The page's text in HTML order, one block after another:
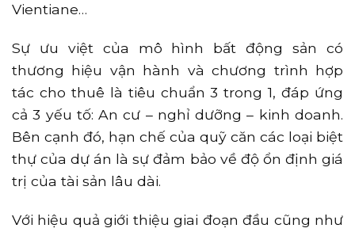
Vientiane…
Sự ưu việt của mô hình bất động sản có
thương hiệu vận hành và chương trình hợp
tác cho thuê là tiêu chuẩn 3 trong 1, đáp ứng
cả 3 yếu tố: An cư – nghỉ dưỡng – kinh doanh.
Bên cạnh đó, hạn chế của quỹ căn các loại biệt
thự của dự án là sự đảm bảo về độ ổn định giá
trị của tài sản lâu dài.
Với hiệu quả giới thiệu giai đoạn đầu cũng như